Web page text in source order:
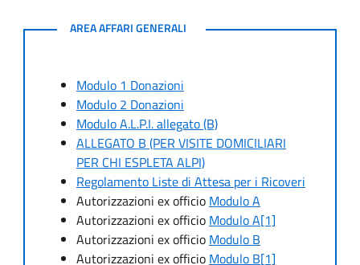
AREA AFFARI GENERALI
AREA AFFARI GENERALI
Modulo 1 Donazioni
Modulo 2 Donazioni
Modulo A.L.P.I. allegato (B)
ALLEGATO B (PER VISITE DOMICILIARI
PER CHI ESPLETA ALPI)
Regolamento Liste di Attesa per i Ricoveri
Autorizzazioni ex officio Modulo A
Autorizzazioni ex officio Modulo A[1]
Autorizzazioni ex officio Modulo B
Autorizzazioni ex officio Modulo B[1]